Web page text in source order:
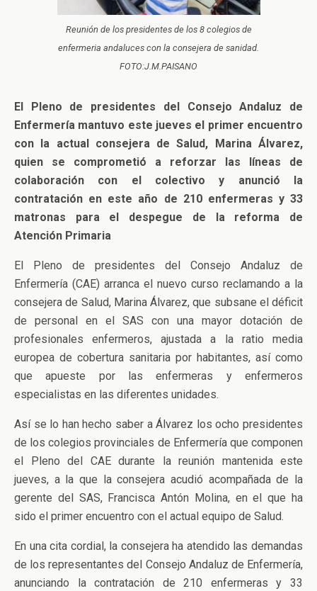
Reunión de los presidentes de los 8 colegios de
enfermeria andaluces con la consejera de sanidad.
FOTO:J.M.PAISANO
El Pleno de presidentes del Consejo Andaluz de
Enfermería mantuvo este jueves el primer encuentro
con la actual consejera de Salud, Marina Álvarez,
quien se comprometió a reforzar las líneas de
colaboración con el colectivo y anunció la
contratación en este año de 210 enfermeras y 33
matronas para el despegue de la reforma de
Atención Primaria
El Pleno de presidentes del Consejo Andaluz de
Enfermería (CAE) arranca el nuevo curso reclamando a la
consejera de Salud, Marina Álvarez, que subsane el déficit
de personal en el SAS con una mayor dotación de
profesionales enfermeros, ajustada a la ratio media
europea de cobertura sanitaria por habitantes, así como
que apueste por las enfermeras y enfermeros
especialistas en las diferentes unidades.
Así se lo han hecho saber a Álvarez los ocho presidentes
de los colegios provinciales de Enfermería que componen
el Pleno del CAE durante la reunión mantenida este
jueves, a la que la consejera acudió acompañada de la
gerente del SAS, Francisca Antón Molina, en el que ha
sido el primer encuentro con el actual equipo de Salud.
En una cita cordial, la consejera ha atendido las demandas
de los representantes del Consejo Andaluz de Enfermería,
anunciando la contratación de 210 enfermeras y 33